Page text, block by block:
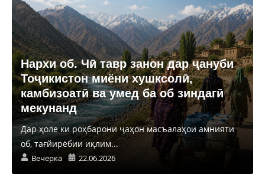
Нархи об. Чӣ тавр занон дар ҷануби
Тоҷикистон миёни хушксолӣ,
камбизоатӣ ва умед ба об зиндагӣ
мекунанд
Дар ҳоле ки роҳбарони ҷаҳон масъалаҳои амнияти
об, тағйирёбии иқлим...
Вечерка 22.06.2026